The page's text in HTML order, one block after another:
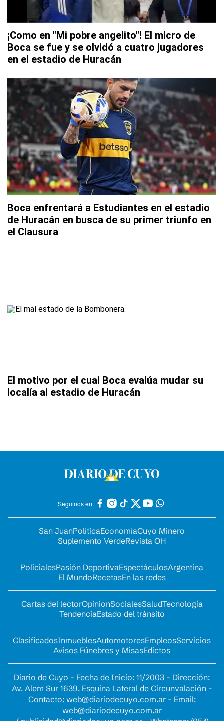
¡Como en "Mi pobre angelito"! El micro de
Boca se fue y se olvidó a cuatro jugadores
en el estadio de Huracán
Boca enfrentará a Estudiantes en el estadio
de Huracán en busca de su primer triunfo en
el Clausura
El motivo por el cual Boca evalúa mudar su
localía al estadio de Huracán
Seguinos en:
San JuanPolíticaEconomíaCuyo Minero
Suplemento VerdeRevista OH
PolicialesPasión DeportivaEspectáculosArgentina
El MundoRecetasEn las redes
Cartas del lectorOpinionSocialesSaludTecnología
TendenciaEstado del tránsito
ClasificadosInmueblesAutomotoresEmpleosServicios
Avisos Fúnebres y MisasEdictos
Diario de Cuyo - Fecha de Inicio: 11/2003 - Dirección:
Av. Alem Sur 1639. Esquina Lateral de Circunvalación -
Contacto: web@diariodecuyo.com.ar- Email:
web@diariodecuyo.com.ar